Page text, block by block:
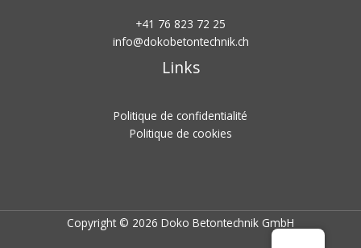
+41 76 823 72 25
info@dokobetontechnik.ch
Links
Politique de confidentialité
Politique de cookies
Copyright © 2026 Doko Betontechnik GmbH